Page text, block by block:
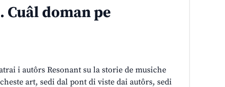
Cuâl doman pe
i autôrs Resonant su la storie de musiche
art, sedi dal pont di viste dai autôrs, sedi